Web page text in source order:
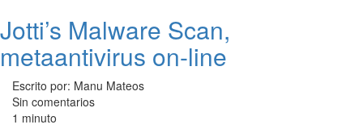
Jotti’s Malware Scan,
metaantivirus on-line
Escrito por: Manu Mateos
Sin comentarios
1 minuto